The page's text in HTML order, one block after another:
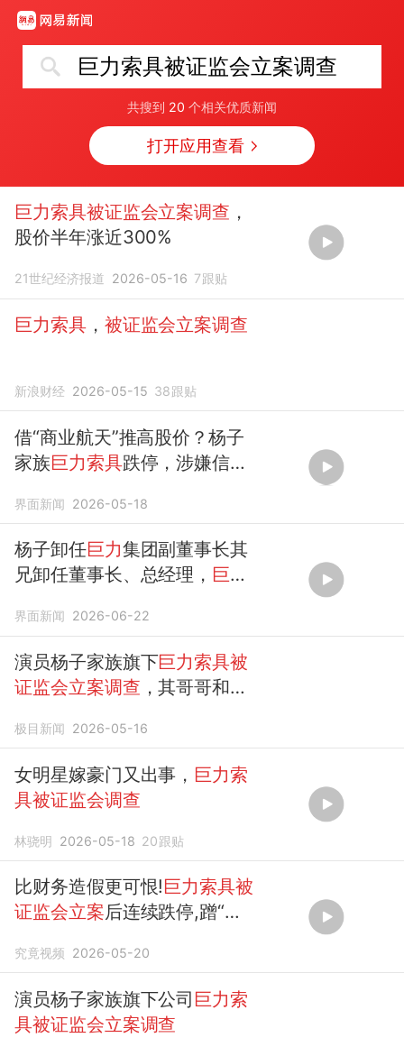
巨力索具被证监会立案调查
共搜到 20 个相关优质新闻
打开应用查看
巨力索具被证监会立案调查 ，
股价半年涨近300%
21世纪经济报道 2026-05-16 7跟贴
巨力索具， 被证监会立案调查
新浪财经 2026-05-15 38跟贴
借“商业航天”推高股价？杨子
家族巨力索具跌停，涉嫌信披
界面新闻 2026-05-18
杨子卸任巨力集团副董事长其
兄卸任董事长、总经理， 巨力
界面新闻 2026-06-22
演员杨子家族旗下巨力索具被
证监会立案调查 ，其哥哥和侄
商业航天概念股价大涨
极目新闻 2026-05-16
女明星嫁豪门又出事， 巨力索
具被证监会调查
林骁明 2026-05-18 20跟贴
比财务造假更可恨!巨力索具被
证监会立案后连续跌停,蹭“商
究竟视频 2026-05-20
演员杨子家族旗下公司 巨力索
具被证监会立案调查